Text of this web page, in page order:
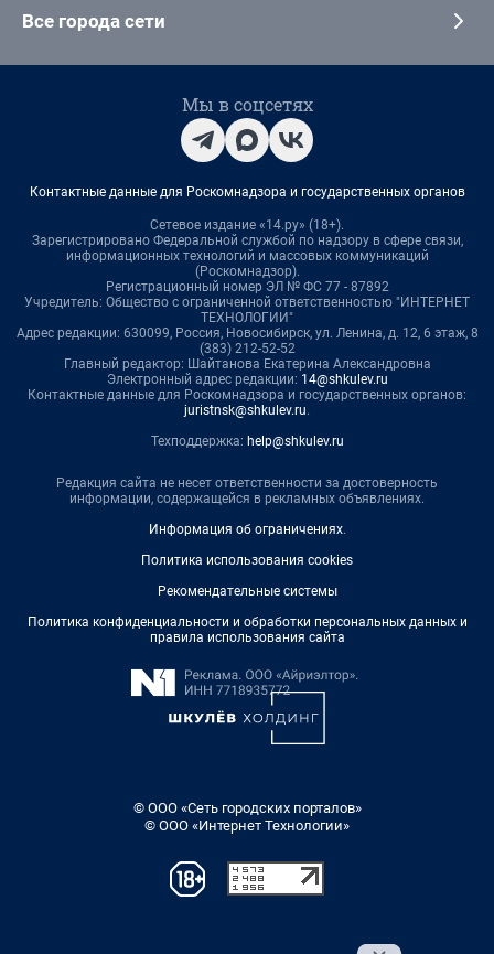
Все города сети
Мы в соцсетях
Контактные данные для Роскомнадзора и государственных органов
Сетевое издание «14.ру» (18+).
Зарегистрировано Федеральной службой по надзору в сфере связи,
информационных технологий и массовых коммуникаций
(Роскомнадзор).
Регистрационный номер ЭЛ № ФС 77 - 87892
Учредитель: Общество с ограниченной ответственностью "ИНТЕРНЕТ
ТЕХНОЛОГИИ"
Адрес редакции: 630099, Россия, Новосибирск, ул. Ленина, д. 12, 6 этаж, 8
(383) 212-52-52
Главный редактор: Шайтанова Екатерина Александровна
Электронный адрес редакции: 14@shkulev.ru
Контактные данные для Роскомнадзора и государственных органов:
juristnsk@shkulev.ru.
Техподдержка: help@shkulev.ru
Редакция сайта не несет ответственности за достоверность
информации, содержащейся в рекламных объявлениях.
Информация об ограничениях.
Политика использования cookies
Рекомендательные системы
Политика конфиденциальности и обработки персональных данных и
правила использования сайта
© ООО «Сеть городских порталов»
© ООО «Интернет Технологии»